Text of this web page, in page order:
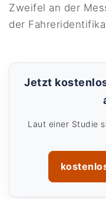
Zweifel an der
der
Jetzt
Laut einer Studie